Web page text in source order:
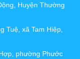
Huyện Thường
Tuệ, xã Tam Hiệp,
phường Phước